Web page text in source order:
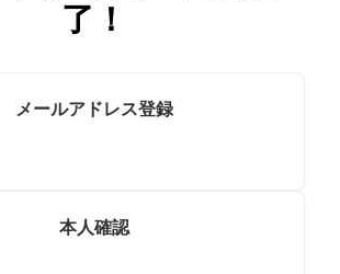
了！
メールアドレス登録
本人確認